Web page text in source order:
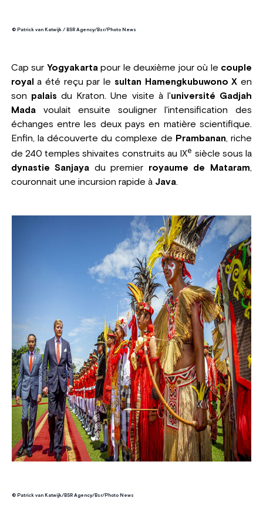
© Patrick van Katwijk / BSR Agency/Bsr/Photo News
Cap sur Yogyakartapour le deuxième jour où le couple
royal a été reçu par le sultan Hamengkubuwono X en
son palais du Kraton. Une visite à l'université Gadjah
Madavoulait ensuite souligner l'intensification des
échanges entre les deux pays en matière scientifique.
Enfin, la découverte du complexe de Prambanan, riche
de 240 temples shivaites construits au IXe siècle sous la
dynastie Sanjaya du premier royaume de Mataram,
couronnait une incursion rapide à Java.
© Patrick van Katwijk/BSR Agency/Bsr/Photo News